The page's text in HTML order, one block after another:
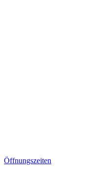
Öffnungszeiten